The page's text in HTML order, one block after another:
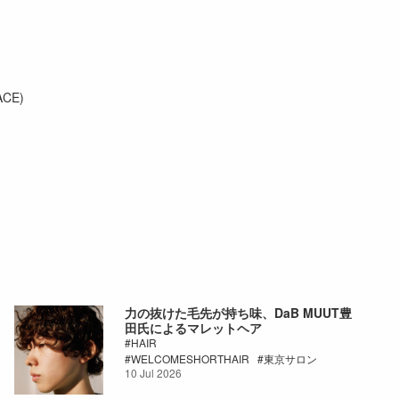
力の抜けた毛先が持ち味、DaB MUUT豊
田氏によるマレットヘア
HAIR
WELCOMESHORTHAIR
東京サロン
10 Jul 2026